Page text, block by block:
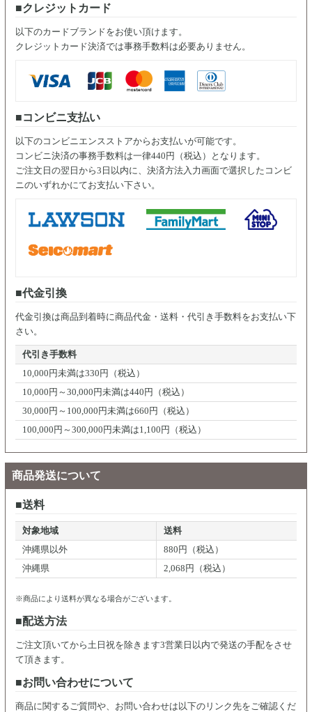
クレジットカード
以下のカードブランドをお使い頂けます。
クレジットカード決済では事務手数料は必要ありません。
コンビニ支払い
以下のコンビニエンスストアからお支払いが可能です。
コンビニ決済の事務手数料は一律440円（税込）となります。
ご注文日の翌日から3日以内に、決済方法入力画面で選択したコンビ
ニのいずれかにてお支払い下さい。
代金引換
代金引換は商品到着時に商品代金・送料・代引き手数料をお支払い下
さい。
代引き手数料
10,000円未満は330円（税込）
10,000円～30,000円未満は440円（税込）
30,000円～100,000円未満は660円（税込）
100,000円～300,000円未満は1,100円（税込）
商品発送について
送料
対象地域
送料
沖縄県以外
880円（税込）
沖縄県
2,068円（税込）
※商品により送料が異なる場合がございます。
配送方法
ご注文頂いてから土日祝を除きます3営業日以内で発送の手配をさせ
て頂きます。
お問い合わせについて
商品に関するご質問や、お問い合わせは以下のリンク先をご確認くだ